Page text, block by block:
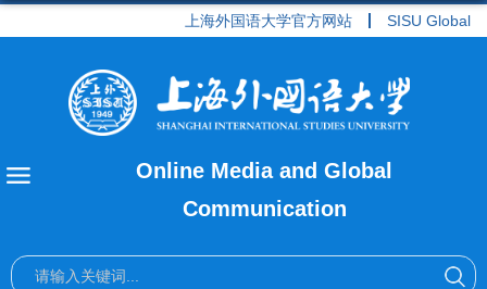
上海外国语大学官方网站 SISU Global
Online Media and Global
Communication